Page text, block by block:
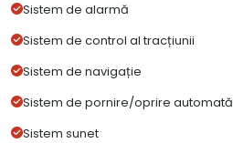
Sistem de alarmă
Sistem de control al tracțiunii
Sistem de navigație
Sistem de pornire/oprire automată
Sistem sunet